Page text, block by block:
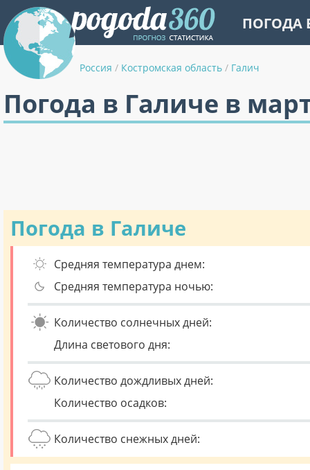
ПОГОДА
Россия / Костромская область / Галич
Погода в Галиче в
Погода в Галиче
Средняя температура днем:
Средняя температура ночью:
Количество солнечных дней:
Длина светового дня:
Количество дождливых дней:
Количество осадков:
Количество снежных дней: